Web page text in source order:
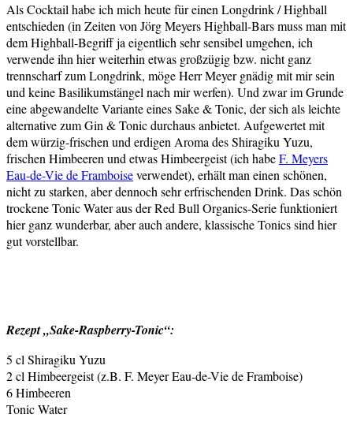
Als Cocktail habe ich mich heute für einen Longdrink / Highball
entschieden (in Zeiten von Jörg Meyers Highball-Bars muss man mit
dem Highball-Begriff ja eigentlich sehr sensibel umgehen, ich
verwende ihn hier weiterhin etwas großzügig bzw. nicht ganz
trennscharf zum Longdrink, möge Herr Meyer gnädig mit mir sein
und keine Basilikumstängel nach mir werfen). Und zwar im Grunde
eine abgewandelte Variante eines Sake & Tonic, der sich als leichte
alternative zum Gin & Tonic durchaus anbietet. Aufgewertet mit
dem würzig-frischen und erdigen Aroma des Shiragiku Yuzu,
frischen Himbeeren und etwas Himbeergeist (ich habeF. Meyers
Eau-de-Vie de Framboiseverwendet), erhält man einen schönen,
nicht zu starken, aber dennoch sehr erfrischenden Drink. Das schön
trockene Tonic Water aus der Red Bull Organics-Serie funktioniert
hier ganz wunderbar, aber auch andere, klassische Tonics sind hier
gut vorstellbar.
Rezept „Sake-Raspberry-Tonic“:
5 cl Shiragiku Yuzu
2 cl Himbeergeist (z.B. F. Meyer Eau-de-Vie de Framboise)
6 Himbeeren
Tonic Water